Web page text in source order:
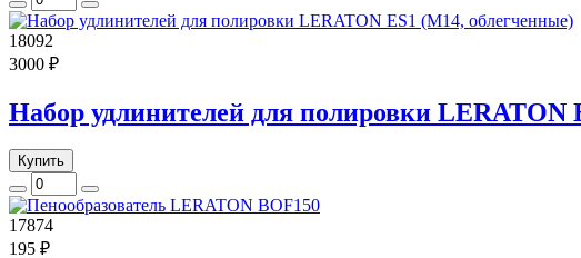
18092
3000 ₽
Набор удлинителей для полировки LERATON
Купить
17874
195 ₽